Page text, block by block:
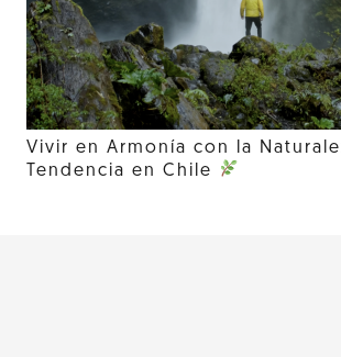
Vivir en Armonía con la
Tendencia en Chile